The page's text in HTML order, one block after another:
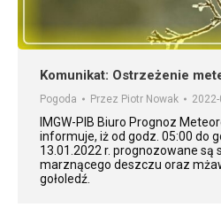
Komunikat: Ostrzeżenie
Pogoda Przez Piotr Nowak
IMGW-PIB Biuro Prognoz
informuje, iż od godz. 05:00 do
13.01.2022 r. prognozowane są
marznącego deszczu oraz
gołoledź.